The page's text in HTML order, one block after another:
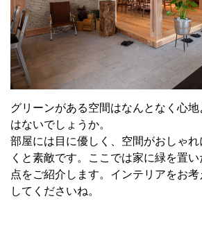
グリーンがある空間はなんとなく心
はないでしょうか。
部屋には目に優しく、空間がおしゃ
くと素敵です。ここでは家に緑を置
点をご紹介します。インテリアをお
してくださいね。